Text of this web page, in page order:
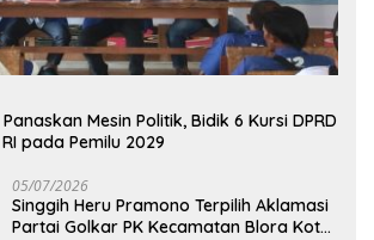
Mesin Politik, Bidik 6 Kursi DPRD
pada Pemilu 2029
05/07/2026
Singgih Heru Pramono Terpilih Aklamasi
Partai Golkar PK Kecamatan Blora Kota,